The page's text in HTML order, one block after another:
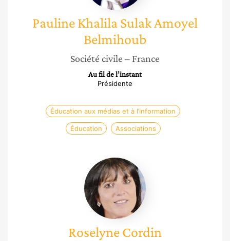
Pauline KhalilaSulak Amoyel
Belmihoub
Société civile – France
Au fil de l’instant
Présidente
Éducation aux médias et à l’information
Éducation Associations
Roselyne
Cordin
RoselyneCordin